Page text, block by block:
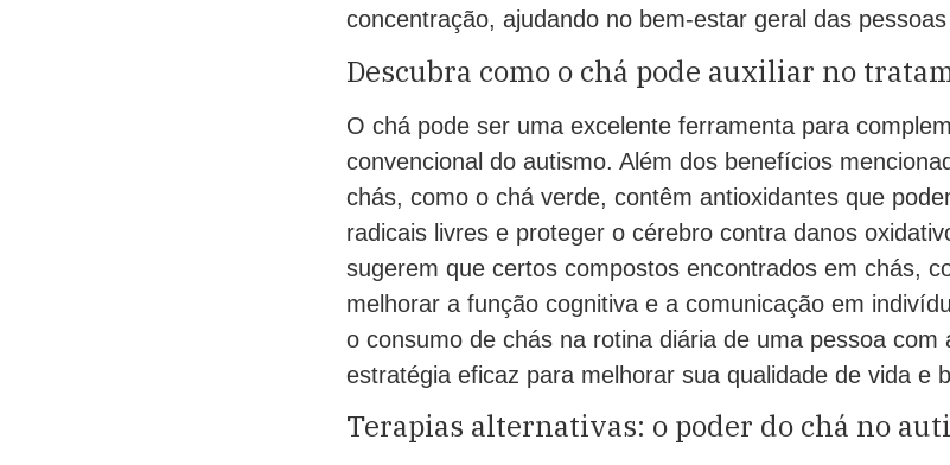
concentração, ajudando no bem-estar geral das pessoas
Descubra como o chá pode auxiliar no
O chá pode ser uma excelente ferramenta para
convencional do autismo. Além dos benefícios
chás, como o chá verde, contêm antioxidantes que
radicais livres e proteger o cérebro contra danos
sugerem que certos compostos encontrados em chás,
melhorar a função cognitiva e a comunicação em
o consumo de chás na rotina diária de uma pessoa com
estratégia eficaz para melhorar sua qualidade de vida e
Terapias alternativas: o poder do chá no